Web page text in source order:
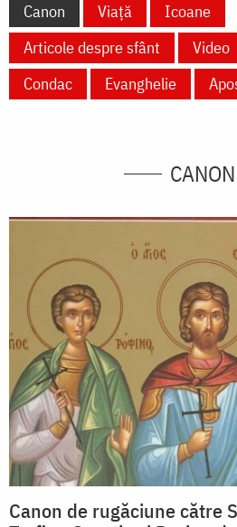
Canon Viață
Icoane
Articole despre sfânt
Video
Condac
Evanghelie
CANON
Canon de rugăciune către